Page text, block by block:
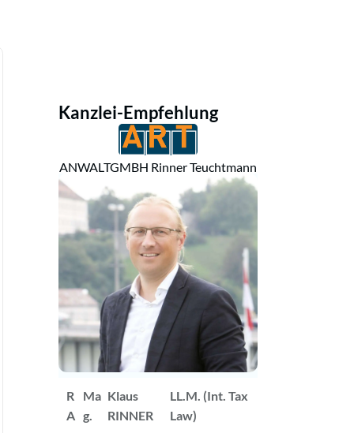
Kanzlei-Empfehlung
ANWALTGMBH Rinner Teuchtmann
R
A
Ma
g.
Klaus
RINNER
LL.M. (Int. Tax
Law)